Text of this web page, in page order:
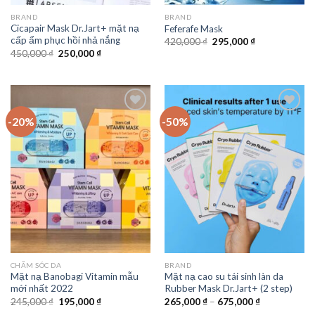
BRAND
Cicapair Mask Dr.Jart+ mặt nạ
cấp ẩm phục hồi nhả nắng
450,000₫ 250,000₫
BRAND
Feferafe Mask
420,000₫ 295,000₫
-20%
Add to
Wishlist
CHĂM SÓC DA
Mặt nạ Banobagi Vitamin mẫu
mới nhất 2022
245,000₫ 195,000₫
-50%
BRAND
Mặt nạ cao su tái sinh làn da
Rubber Mask Dr.Jart+ (2 step)
265,000₫– 675,000₫